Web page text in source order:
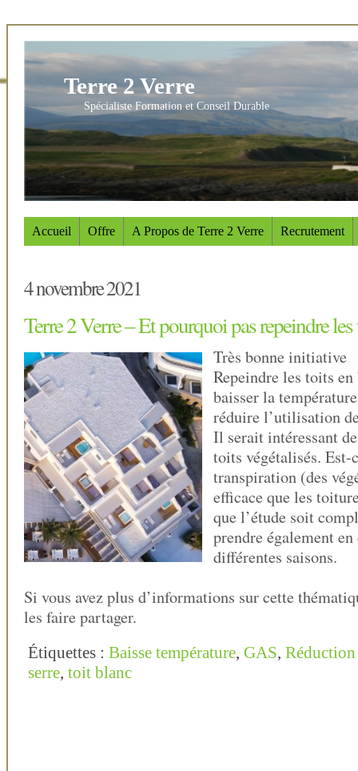
Terre 2 Verre
Spécialiste Formation et Conseil Durable
Accueil Offre A Propos de Terre 2 Verre Recrutement
4 novembre 2021
Terre 2 Verre – Et pourquoi pas repeindre
Très bonne initiative
Repeindre les toits
baisser la
réduire l’utilisation
Il serait intéressant
toits végétalisés. Est-
transpiration (des
efficace que les
que l’étude soit
prendre également
différentes saisons.
Si vous avez plus d’informations sur cette
les faire partager.
Étiquettes : Baisse température, GAS, Réduction
serre, toit blanc